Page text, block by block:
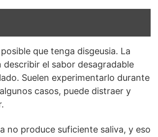
que tenga disgeusia. La
el sabor desagradable
Suelen experimentarlo durante
casos, puede distraer y
no produce suficiente saliva, y eso